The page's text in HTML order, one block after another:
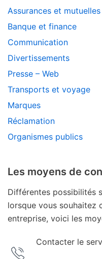
Assurances et mutuelles
Banque et finance
Communication
Divertissements
Presse – Web
Transports et voyage
Marques
Réclamation
Organismes publics
Les moyens de
Différentes possibilités
lorsque vous souhaitez
entreprise, voici les
Contacter le